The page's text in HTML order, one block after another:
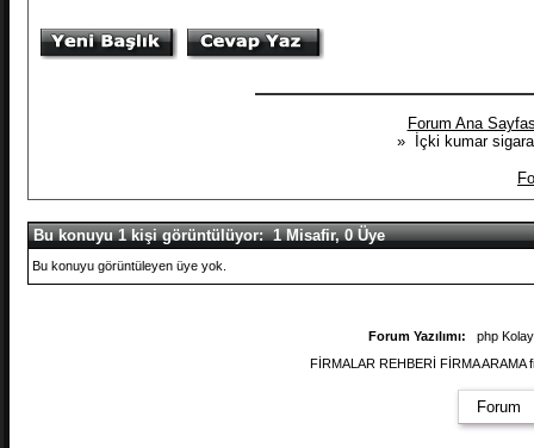
Forum Ana
» İçki kumar sigara
Bu konuyu 1 kişi görüntülüyor: 1 Misafir, 0 Üye
Bu konuyu görüntüleyen üye yok.
Forum Yazılımı:
php
FİRMALAR REHBERİ FİRMA
Forum